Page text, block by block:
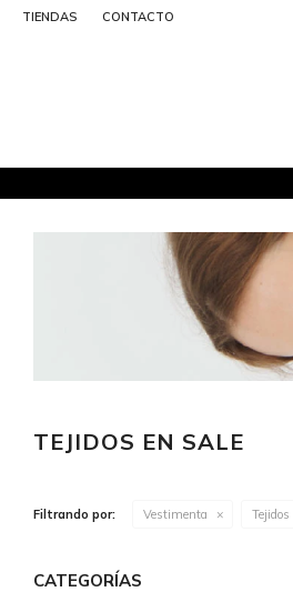
TIENDAS CONTACTO
TEJIDOS EN SALE
Filtrando por: Vestimenta Tejidos
CATEGORÍAS